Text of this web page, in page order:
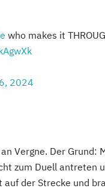
who makes it
2024
Vergne. Der Grund:
zum Duell antreten
der Strecke und